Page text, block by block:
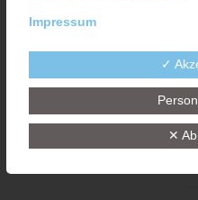
Unkategorisiert
zunehmend
Impressum
✓
✕